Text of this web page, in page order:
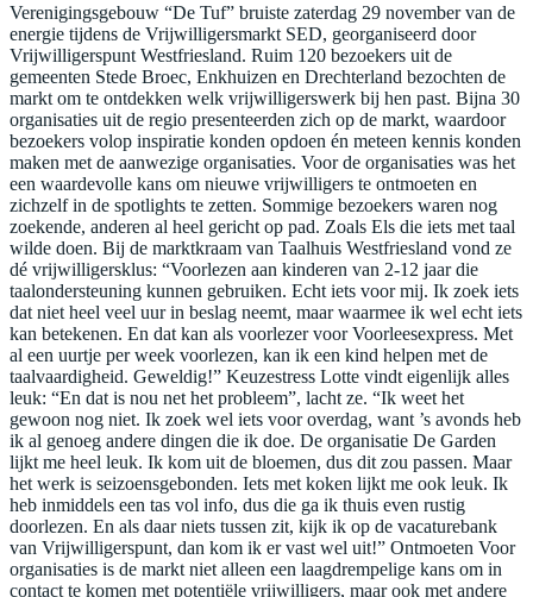
Verenigingsgebouw “De Tuf” bruiste zaterdag 29 november van de
energie tijdens de Vrijwilligersmarkt SED, georganiseerd door
Vrijwilligerspunt Westfriesland. Ruim 120 bezoekers uit de
gemeenten Stede Broec, Enkhuizen en Drechterland bezochten de
markt om te ontdekken welk vrijwilligerswerk bij hen past. Bijna 30
organisaties uit de regio presenteerden zich op de markt, waardoor
bezoekers volop inspiratie konden opdoen én meteen kennis konden
maken met de aanwezige organisaties. Voor de organisaties was het
een waardevolle kans om nieuwe vrijwilligers te ontmoeten en
zichzelf in de spotlights te zetten. Sommige bezoekers waren nog
zoekende, anderen al heel gericht op pad. Zoals Els die iets met taal
wilde doen. Bij de marktkraam van Taalhuis Westfriesland vond ze
dé vrijwilligersklus: “Voorlezen aan kinderen van 2-12 jaar die
taalondersteuning kunnen gebruiken. Echt iets voor mij. Ik zoek iets
dat niet heel veel uur in beslag neemt, maar waarmee ik wel echt iets
kan betekenen. En dat kan als voorlezer voor Voorleesexpress. Met
al een uurtje per week voorlezen, kan ik een kind helpen met de
taalvaardigheid. Geweldig!” Keuzestress Lotte vindt eigenlijk alles
leuk: “En dat is nou net het probleem”, lacht ze. “Ik weet het
gewoon nog niet. Ik zoek wel iets voor overdag, want ’s avonds heb
ik al genoeg andere dingen die ik doe. De organisatie De Garden
lijkt me heel leuk. Ik kom uit de bloemen, dus dit zou passen. Maar
het werk is seizoensgebonden. Iets met koken lijkt me ook leuk. Ik
heb inmiddels een tas vol info, dus die ga ik thuis even rustig
doorlezen. En als daar niets tussen zit, kijk ik op de vacaturebank
van Vrijwilligerspunt, dan kom ik er vast wel uit!” Ontmoeten Voor
organisaties is de markt niet alleen een laagdrempelige kans om in
contact te komen met potentiële vrijwilligers, maar ook met andere